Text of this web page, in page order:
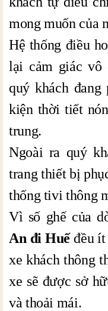
mong muốn của
Hệ thống điều
lại cảm giác vô
quý khách
kiện thời tiết
trung.
Ngoài ra quý
trang thiết bị
thống tivi thông
Vì số ghế của
An đi Huếđều ít
xe khách thông
xe sẽ được sở
và thoải mái.